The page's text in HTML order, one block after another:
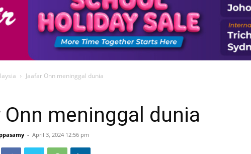
Jaafar Onn meninggal dunia
meninggal dunia
- April 3, 2024 12:56 pm